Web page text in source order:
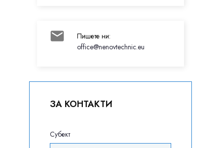

Пишете ни:
office@nenovtechnic.eu
ЗА КОНТАКТИ
Субект